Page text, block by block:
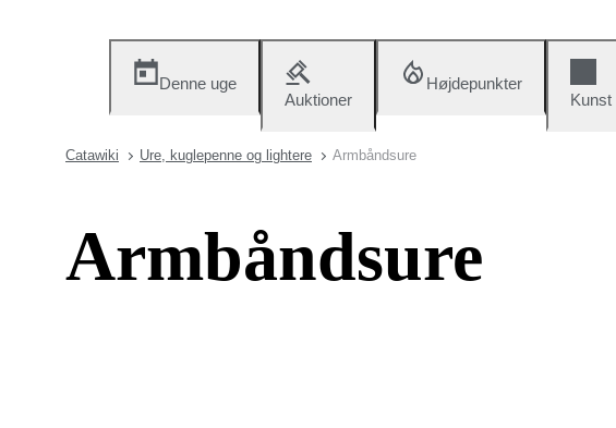
Denne uge
Auktioner
Højdepunkter
Kunst
Catawiki Ure, kuglepenne og lightere Armbåndsure
Armbåndsure